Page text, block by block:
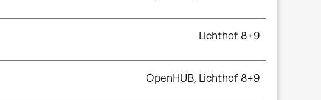
Lichthof 8+9
OpenHUB, Lichthof 8+9